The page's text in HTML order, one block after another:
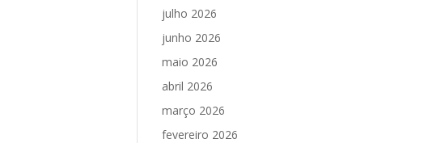
julho 2026
junho 2026
maio 2026
abril 2026
março 2026
fevereiro 2026